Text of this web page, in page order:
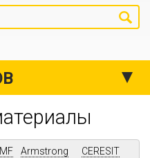
Armstrong
CERESIT